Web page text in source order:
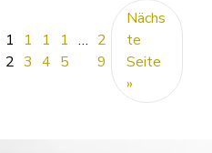
1
2
1
3
1
4
1
5
… 2
9
Nächs
te
Seite
»